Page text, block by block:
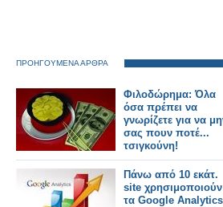
ΠΡΟΗΓΟΥΜΕΝΑ ΑΡΘΡΑ
Φιλοδώρημα: Όλα
όσα πρέπει να
γνωρίζετε για να
σας πουν ποτέ...
τσιγκούνη!
Πάνω από 10 εκάτ.
site χρησιμοποιούν
τα Google Analytics